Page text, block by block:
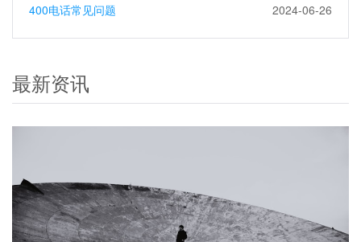
400电话常见问题 2024-06-26
最新资讯